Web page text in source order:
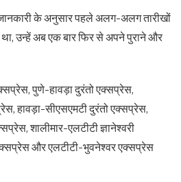
जानकारी के अनुसार पहले अलग-अलग तारीखों
उन्हें अब एक बार फिर से अपने पुराने और
पुणे-हावड़ा दुरंतो एक्सप्रेस,
हावड़ा-सीएसएमटी दुरंतो एक्सप्रेस,
शालीमार-एलटीटी ज्ञानेश्वरी
और एलटीटी-भुवनेश्वर एक्सप्रेस